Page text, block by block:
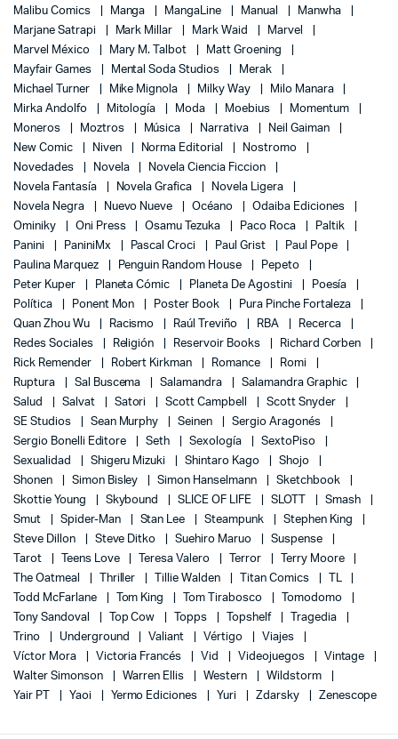
Malibu Comics
Manga MangaLine Manual
Manwha
Marjane Satrapi
Mark Millar Mark Waid
Marvel
Marvel México
Mary M. Talbot
Matt Groening
Mayfair Games
Mental Soda Studios
Merak
Michael Turner
Mike Mignola Milky Way
Milo Manara
Mirka Andolfo
Mitología Moda Moebius
Momentum
Moneros
Moztros Música Narrativa
Neil Gaiman
New Comic
Niven Norma Editorial
Nostromo
Novedades
Novela
Novela Ciencia Ficcion
Novela Fantasía
Novela Grafica
Novela Ligera
Novela Negra
Nuevo Nueve Océano
Odaiba Ediciones
Ominiky
Oni Press Osamu Tezuka Paco Roca
Paltik
Panini
PaniniMx Pascal Croci Paul Grist
Paul Pope
Paulina Marquez
Penguin Random House
Pepeto
Peter Kuper
Planeta Cómic Planeta De Agostini
Poesía
Política
Ponent Mon Poster Book
Pura Pinche Fortaleza
Quan Zhou Wu
Racismo Raúl Treviño RBA
Recerca
Redes Sociales
Religión Reservoir Books
Richard Corben
Rick Remender
Robert Kirkman Romance
Romi
Ruptura
Sal Buscema Salamandra
Salamandra Graphic
Salud
Salvat Satori Scott Campbell
Scott Snyder
SE Studios
Sean Murphy Seinen
Sergio Aragonés
Sergio Bonelli Editore
Seth Sexología
SextoPiso
Sexualidad
Shigeru Mizuki Shintaro Kago
Shojo
Shonen
Simon Bisley Simon Hanselmann
Sketchbook
Skottie Young
Skybound SLICE OF LIFE SLOTT
Smash
Smut
Spider-Man Stan Lee Steampunk
Stephen King
Steve Dillon
Steve Ditko Suehiro Maruo
Suspense
Tarot
Teens Love Teresa Valero Terror
Terry Moore
The Oatmeal
Thriller Tillie Walden Titan Comics
TL
Todd McFarlane
Tom King Tom Tirabosco
Tomodomo
Tony Sandoval
Top Cow Topps Topshelf
Tragedia
Trino
Underground Valiant Vértigo
Viajes
Víctor Mora
Victoria Francés Vid Videojuegos
Vintage
Walter Simonson
Warren Ellis Western
Wildstorm
Yair PT
Yaoi Yermo Ediciones Yuri Zdarsky Zenescope